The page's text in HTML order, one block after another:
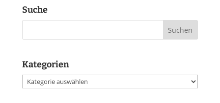
Suche
Kategorien
Kategorien